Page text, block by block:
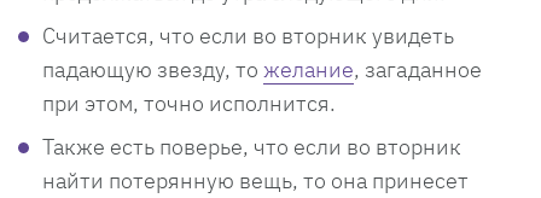
Считается, что если во вторник увидеть
падающую звезду, то желание, загаданное
при этом, точно исполнится.
Также есть поверье, что если во вторник
найти потерянную вещь, то она принесет